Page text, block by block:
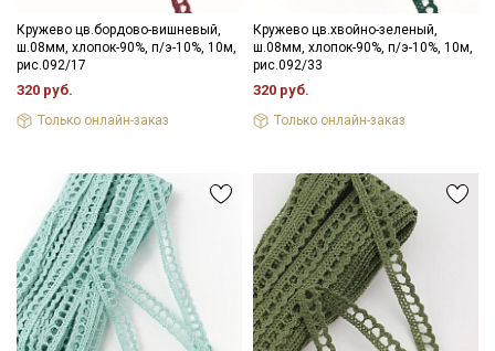
Кружево цв.бордово-вишневый,
ш.08мм, хлопок-90%, п/э-10%, 10м,
рис.092/17
320 руб.
Только онлайн-заказ
Кружево цв.хвойно-зеленый,
ш.08мм, хлопок-90%, п/э-10%, 10м,
рис.092/33
320 руб.
Только онлайн-заказ